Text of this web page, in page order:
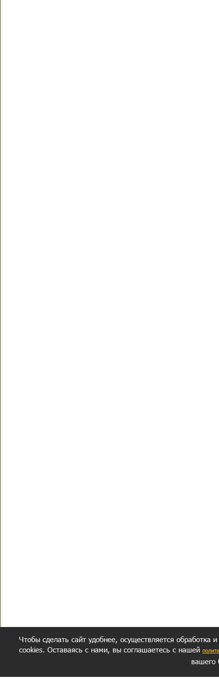
Чтобы сделать сайт удобнее, осуществляется обработка
cookies. Оставаясь с нами, вы соглашаетесь с нашей
вашего